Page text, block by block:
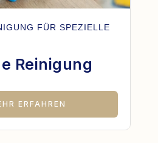
FÜR SPEZIELLE
Reinigung
ERFAHREN